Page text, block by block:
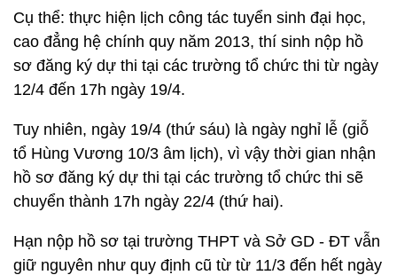
Cụ thể: thực hiện lịch công tác tuyển sinh đại học,
cao đẳng hệ chính quy năm 2013, thí sinh nộp hồ
sơ đăng ký dự thi tại các trường tổ chức thi từ ngày
12/4 đến 17h ngày 19/4.
Tuy nhiên, ngày 19/4 (thứ sáu) là ngày nghỉ lễ (giỗ
tổ Hùng Vương 10/3 âm lịch), vì vậy thời gian nhận
hồ sơ đăng ký dự thi tại các trường tổ chức thi sẽ
chuyển thành 17h ngày 22/4 (thứ hai).
Hạn nộp hồ sơ tại trường THPT và Sở GD - ĐT vẫn
giữ nguyên như quy định cũ từ từ 11/3 đến hết ngày